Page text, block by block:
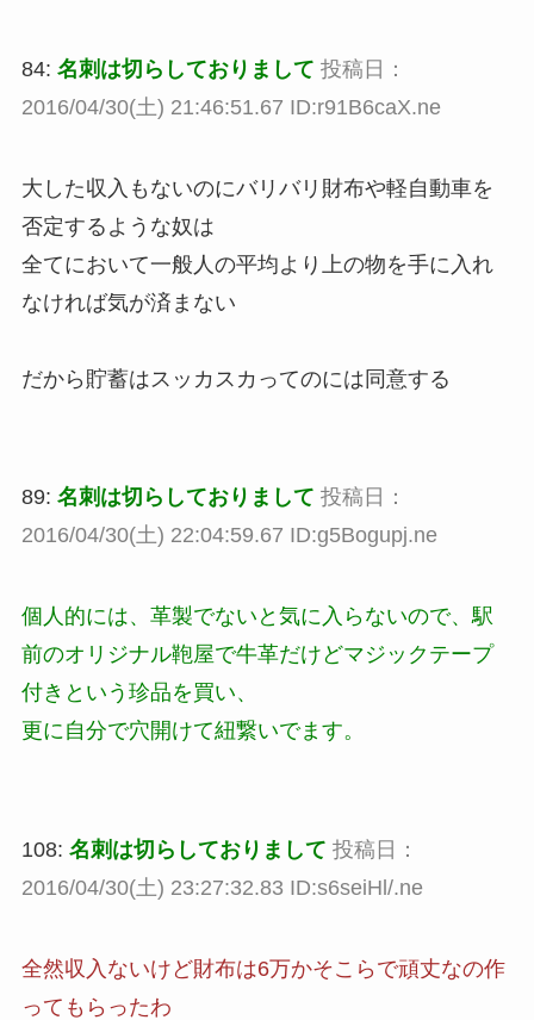
84: 名刺は切らしておりまして 投稿日：
2016/04/30(土) 21:46:51.67 ID:r91B6caX.ne
大した収入もないのにバリバリ財布や軽自動車を
否定するような奴は
全てにおいて一般人の平均より上の物を手に入れ
なければ気が済まない
だから貯蓄はスッカスカってのには同意する
89: 名刺は切らしておりまして 投稿日：
2016/04/30(土) 22:04:59.67 ID:g5Bogupj.ne
個人的には、革製でないと気に入らないので、駅
前のオリジナル鞄屋で牛革だけどマジックテープ
付きという珍品を買い、
更に自分で穴開けて紐繋いでます。
108: 名刺は切らしておりまして 投稿日：
2016/04/30(土) 23:27:32.83 ID:s6seiHl/.ne
全然収入ないけど財布は6万かそこらで頑丈なの作
ってもらったわ